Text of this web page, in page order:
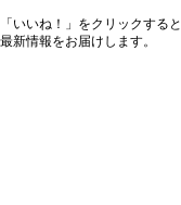
「いいね！」をクリックすると
最新情報をお届けします。